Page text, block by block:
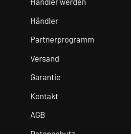
Händler
Partnerprogramm
Versand
Garantie
Kontakt
AGB